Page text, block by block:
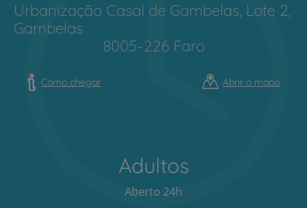
Urbanização Casal de Gambelas, Lote 2,
Gambelas
8005-226 Faro
Como chegar Abrir o mapa
Adultos
Aberto 24h